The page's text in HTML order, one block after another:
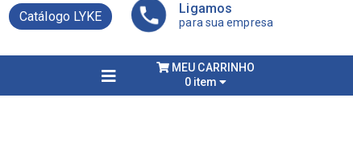
Ligamos
para sua empresa
Catálogo LYKE
MEU CARRINHO
0 item